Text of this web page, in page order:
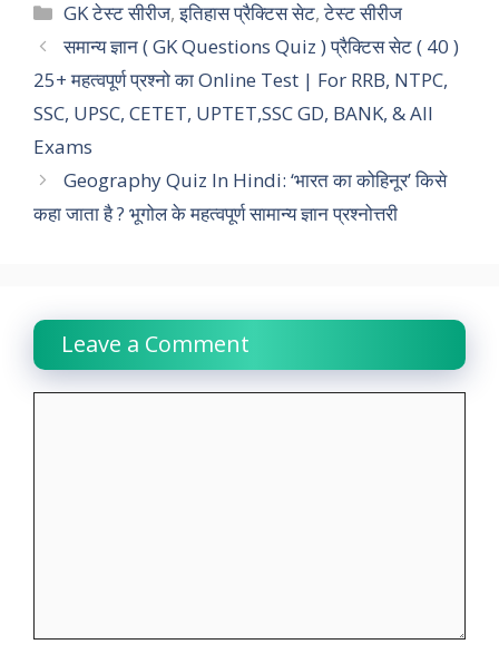
e
b
o
o
k
t
s
A
p
t
t
e
k
e
d
n
e
g
r
m
y
L
i
k
r
e
Categories
GK टेस्ट सीरीज,इतिहास प्रैक्टिस सेट,टेस्ट सीरीज
समान्य ज्ञान ( GK Questions Quiz ) प्रैक्टिस सेट ( 40 )
25+ महत्वपूर्ण प्रश्नो का Online Test | For RRB, NTPC,
SSC, UPSC, CETET, UPTET,SSC GD, BANK, & All
Exams
Geography Quiz In Hindi: ‘भारत का कोहिनूर’ किसे
कहा जाता है ? भूगोल के महत्वपूर्ण सामान्य ज्ञान प्रश्नोत्तरी
Leave a Comment